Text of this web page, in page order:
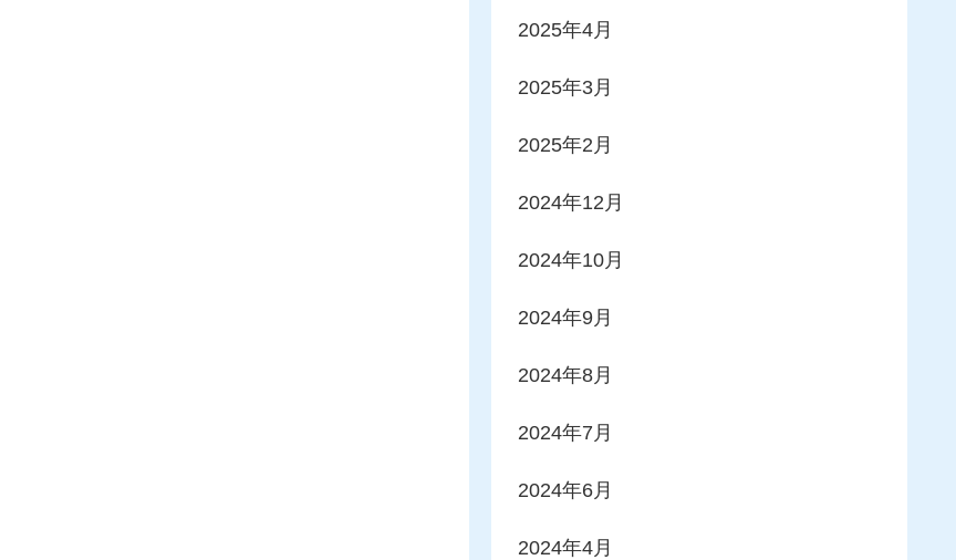
2025年4月
2025年3月
2025年2月
2024年12月
2024年10月
2024年9月
2024年8月
2024年7月
2024年6月
2024年4月